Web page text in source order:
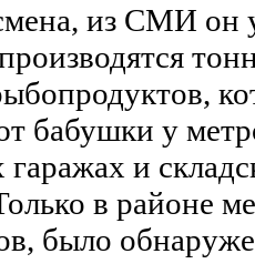
из СМИ он
бабушки у
гаражах и
в районе
было